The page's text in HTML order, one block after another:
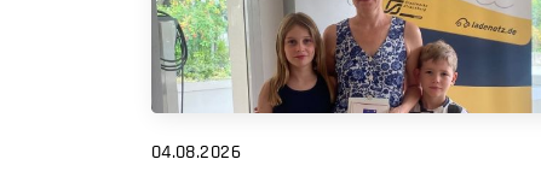
04.08.2026